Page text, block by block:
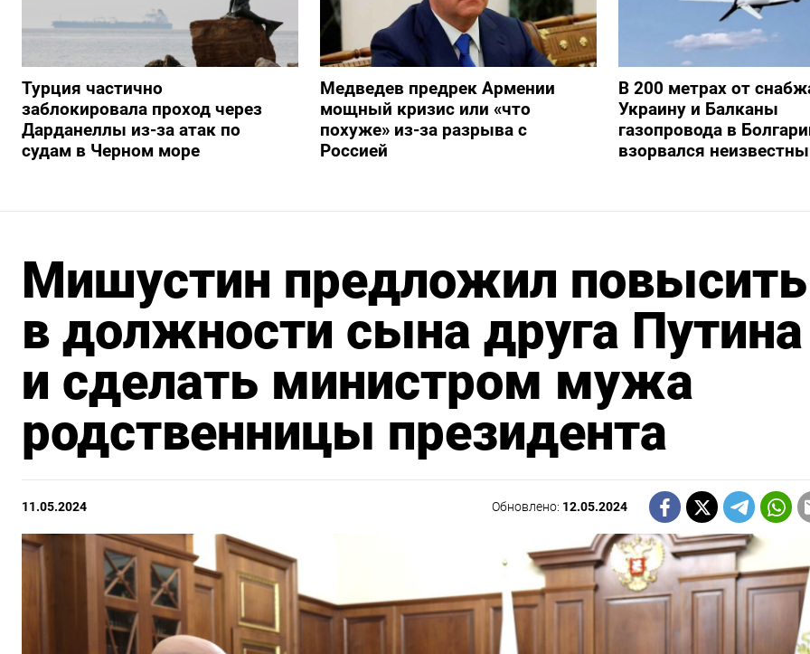
Турция частично
заблокировала проход через
Дарданеллы из-за атак по
судам в Черном море
Медведев предрек Армении
мощный кризис или «что
похуже» из-за разрыва с
Россией
В 200 метрах от
Украину и Балканы
газопровода в
взорвался
Мишустин предложил повысить
в должности сына друга Путина
и сделать министром мужа
родственницы президента
11.05.2024 Обновлено: 12.05.2024